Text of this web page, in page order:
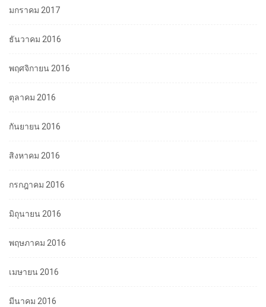
มกราคม 2017
ธันวาคม 2016
พฤศจิกายน 2016
ตุลาคม 2016
กันยายน 2016
สิงหาคม 2016
กรกฎาคม 2016
มิถุนายน 2016
พฤษภาคม 2016
เมษายน 2016
มีนาคม 2016